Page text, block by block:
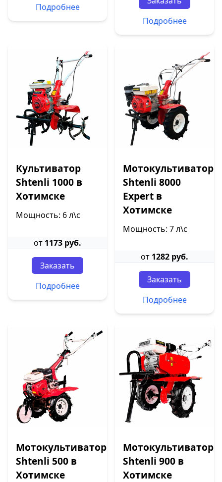
Подробнее
Подробнее
Культиватор
Shtenli 1000 в
Хотимске
Мощность: 6 л\с
от 1173 руб.
Заказать
Подробнее
Мотокультиватор
Shtenli 8000
Expert в
Хотимске
Мощность: 7 л\с
от 1282 руб.
Заказать
Подробнее
Мотокультиватор
Shtenli 500 в
Хотимске
Мотокультиватор
Shtenli 900 в
Хотимске